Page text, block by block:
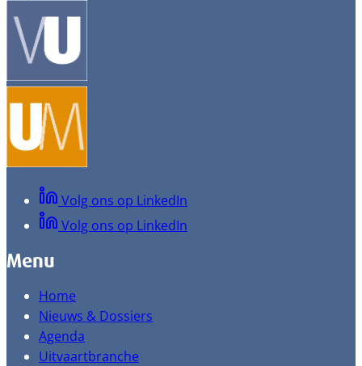
Volg ons op LinkedIn
Volg ons op LinkedIn
Menu
Home
Nieuws & Dossiers
Agenda
Uitvaartbranche